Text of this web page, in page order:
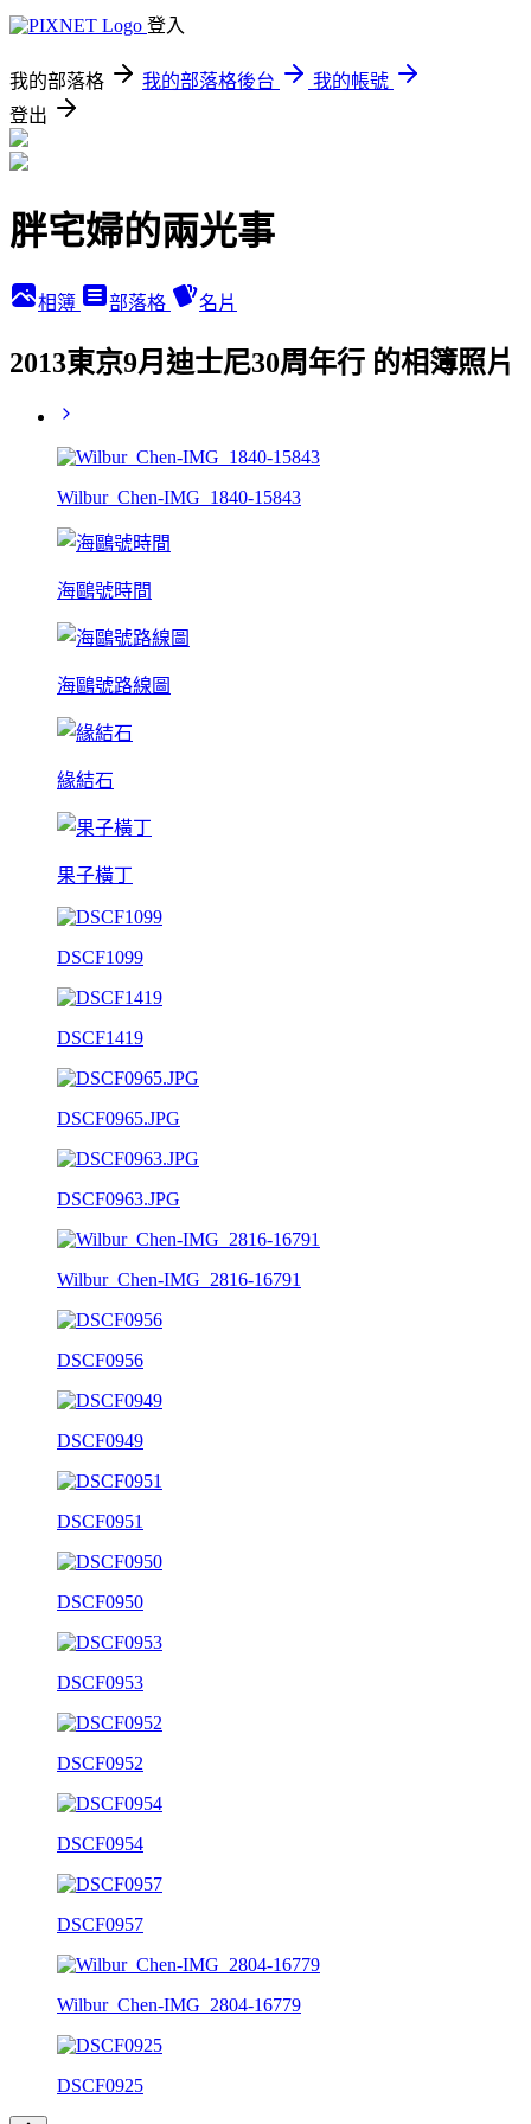
登入
我的部落格 我的部落格後台
我的帳號
登出
胖宅婦的兩光事
相簿 部落格 名片
2013東京9月迪士尼30周年行 的相簿照片
Wilbur_Chen-IMG_1840-15843
海鷗號時間
海鷗號路線圖
緣結石
果子橫丁
DSCF1099
DSCF1419
DSCF0965.JPG
DSCF0963.JPG
Wilbur_Chen-IMG_2816-16791
DSCF0956
DSCF0949
DSCF0951
DSCF0950
DSCF0953
DSCF0952
DSCF0954
DSCF0957
Wilbur_Chen-IMG_2804-16779
DSCF0925